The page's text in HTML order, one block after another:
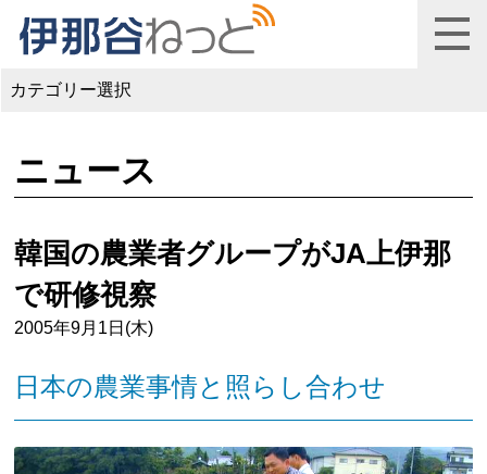
カテゴリー選択
ニュース
韓国の農業者グループがJA上伊那
で研修視察
2005年9月1日(木)
日本の農業事情と照らし合わせ